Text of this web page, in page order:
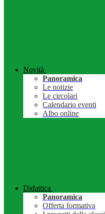
Novità
Panoramica
Le notizie
Le circolari
Calendario eventi
Albo online
Didattica
Panoramica
Offerta formativa